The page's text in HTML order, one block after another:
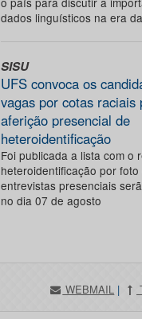
dados linguísticos na era
SISU
UFS convoca os
vagas por cotas raciais
aferição presencial de
heteroidentificação
Foi publicada a lista com o
heteroidentificação por foto
entrevistas presenciais
no dia 07 de agosto
WEBMAIL |